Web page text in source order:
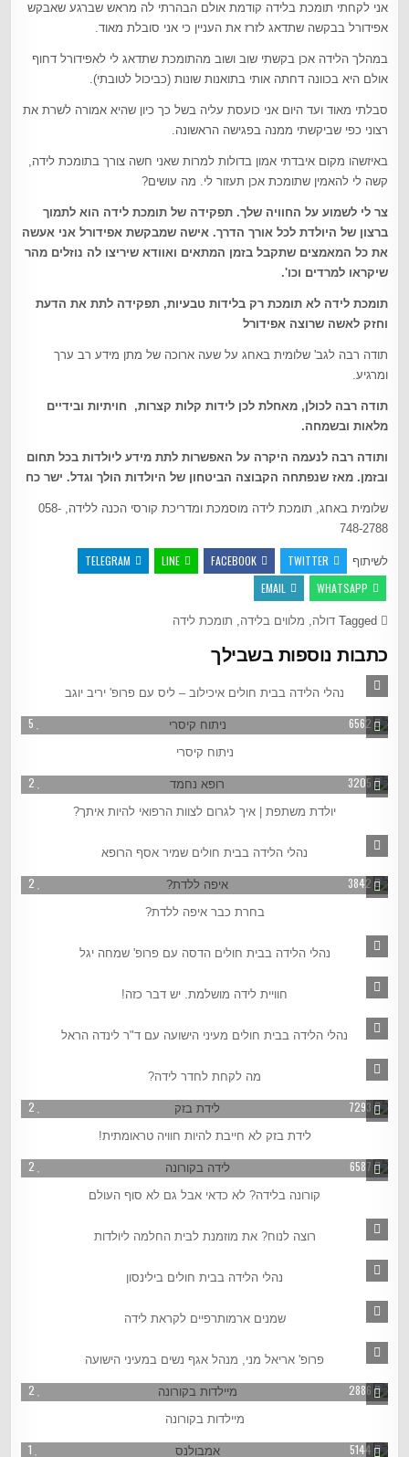
אני לקחתי תומכת בלידה קודמת אולם הבהרתי לה מראש שברגע שאבקש
אפידורל בבקשה שתדאג לזרז את העניין כי אני סובלת מאוד.
במהלך הלידה אכן בקשתי שוב ושוב מהתומכת שתדאג לי לאפידורל דחוף
אולם היא בכוונה דחתה אותי בתואנות שונות (כביכול לטובתי).
סבלתי מאוד ועד היום אני כועסת עליה בשל כך כיון שהיא אמורה לשרת את
רצוני כפי שביקשתי ממנה בפגישה הראשונה.
באיזשהו מקום איבדתי אמון בדולות למרות שאני חשה צורך בתומכת לידה,
קשה לי להאמין שתומכת אכן תעזור לי. מה עושים?
צר לי לשמוע על החוויה שלך. תפקידה של תומכת לידה הוא לתמוך
ברצון של היולדת לכל אורך הדרך. אישה שמבקשת אפידורל אני אעשה
את כל המאמצים שתקבל בזמן המתאים ואוודא שיריצו לה נוזלים מהר
שיקראו למרדים וכו'.
תומכת לידה לא תומכת רק בלידות טבעיות, תפקידה לתת את הדעת
וחזק לאשה שרוצה אפידורל
תודה רבה לגב' שלומית באחג על שעה ארוכה של מתן מידע רב ערך
ומרגיע.
תודה רבה לכולן, מאחלת לכן לידות קלות קצרות, חויתיות ובידיים
מלאות ובשמחה.
ותודה רבה לנעמה היקרה על האפשרות לתת מידע ליולדות בכל תחום
ובזמן. מאז שנפתחה הקבוצה הביטחון של היולדות הולך וגדל. ישר כח
שלומית באחג, תומכת לידה מוסמכת ומדריכת קורסי הכנה ללידה, 058-
748-2788
לשיתוף TWITTER
FACEBOOK
LINE
TELEGRAM
WHATSAPP
EMAIL
דולה, מלווים בלידה, תומכת לידה
כתבות נוספות בשבילך
6400
נהלי הלידה בבית חולים איכילוב – ליס עם פרופ' יריב יוגב
5 6562
ניתוח קיסרי
2 3205
יולדת משתפת | איך לגרום לצוות הרפואי להיות איתך?
נהלי הלידה בבית חולים שמיר אסף הרופא
2 3842
בחרת כבר איפה ללדת?
נהלי הלידה בבית חולים הדסה עם פרופ' שמחה יגל
חוויית לידה מושלמת. יש דבר כזה!
נהלי הלידה בבית חולים מעיני הישועה עם ד"ר לינדה הראל
מה לקחת לחדר לידה?
2 7293
לידת בזק לא חייבת להיות חוויה טראומתית!
2 6587
קורונה בלידה? לא כדאי אבל גם לא סוף העולם
רוצה לנוח? את מוזמנת לבית החלמה ליולדות
נהלי הלידה בבית חולים בילינסון
שמנים ארמותרפיים לקראת לידה
פרופ' אריאל מני, מנהל אגף נשים במעיני הישועה
2 2886
מיילדות בקורונה
1 5144